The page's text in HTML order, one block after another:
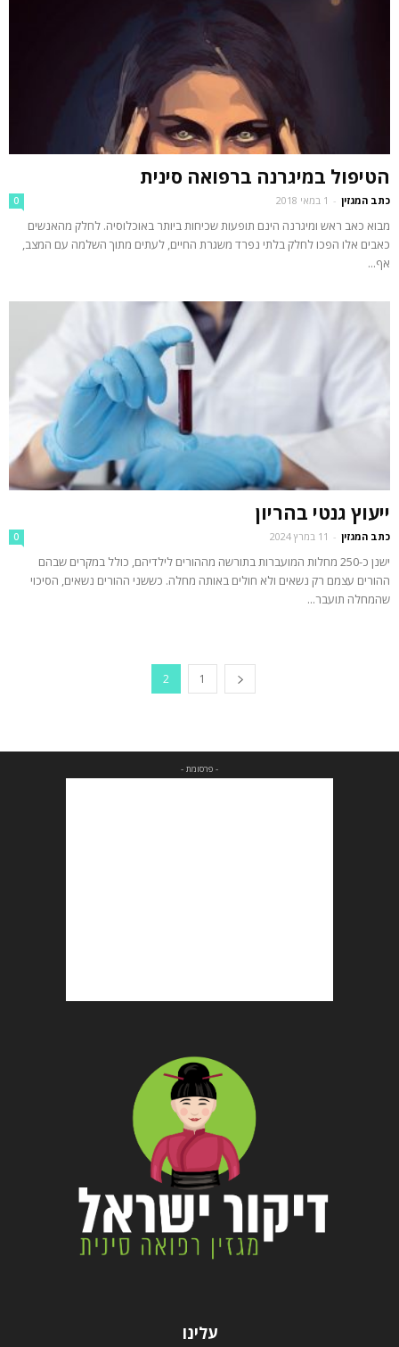
הטיפול במיגרנה ברפואה סינית
כתב המגזין - 1 במאי 2018 0
מבוא כאב ראש ומיגרנה הינם תופעות שכיחות ביותר באוכלוסיה. לחלק מהאנשים
כאבים אלו הפכו לחלק בלתי נפרד משגרת החיים, לעתים מתוך השלמה עם המצב,
אף...
ייעוץ גנטי בהריון
כתב המגזין - 11 במרץ 2024 0
ישנן כ-250 מחלות המועברות בתורשה מההורים לילדיהם, כולל במקרים שבהם
ההורים עצמם רק נשאים ולא חולים באותה מחלה. כששני ההורים נשאים, הסיכוי
שהמחלה תועבר...
1
2
- פרסומת -
עלינו